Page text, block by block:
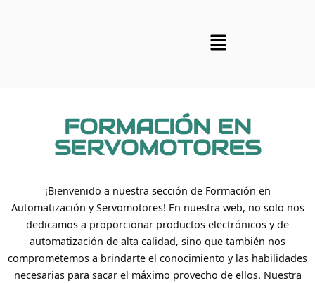
FORMACIÓN EN
SERVOMOTORES
¡Bienvenido a nuestra sección de Formación en
Automatización y Servomotores! En nuestra web, no solo nos
dedicamos a proporcionar productos electrónicos y de
automatización de alta calidad, sino que también nos
comprometemos a brindarte el conocimiento y las habilidades
necesarias para sacar el máximo provecho de ellos. Nuestra